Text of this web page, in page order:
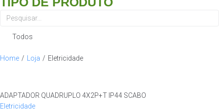
Todos
Home / Loja / Eletricidade
ADAPTADOR QUADRUPLO 4X2P+T IP44 SCABO
Eletricidade